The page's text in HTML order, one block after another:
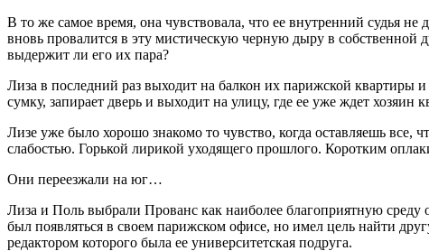
В то же самое время, она чувствовала, что ее внутренний судья
вновь провалится в эту мистическую черную дыру в
выдержит ли его их пара?
Лиза в последний раз выходит на балкон их парижской квартиры
сумку, запирает дверь и выходит на улицу, где ее уже ждет хозяин
Лизе уже было хорошо знакомо то чувство, когда оставляешь
слабостью. Горькой лирикой уходящего прошлого. Коротким
Они переезжали на юг…
Лиза и Поль выбрали Прованс как наиболее благоприятную
был появляться в своем парижском офисе, но имел цель найти
редактором которого была ее университетская подруга.